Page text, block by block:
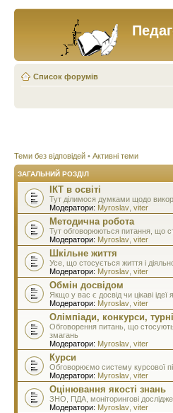
Список форумів
Теми без відповідей • Активні теми
ЗАГАЛЬНИЙ РОЗДІЛ
ІКТ в освіті
Тут ділимося думками щодо
Модератори: Myroslav viter
Методична робота
Тут обговорюються питання, що
Модератори: Myroslav viter
Шкільне життя
Усе, що стосується життя і
Модератори: Myroslav viter
Обмін досвідом
Якщо у вас є досвід чи цікаві
Модератори: Myroslav viter
Олімпіади, конкурси,
Обговорення питань, що
змагань
Модератори: Myroslav viter
Курси
Обговорюємо систему курсової
Модератори: Myroslav viter
Оцінювання якості знань
ЗНО, ПДА, моніторингові
Модератори: Myroslav viter